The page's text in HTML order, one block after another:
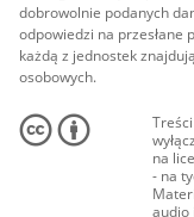
dobrowolnie podanych
odpowiedzi na przesłane
każdą z jednostek
osobowych.
na
- na
audio